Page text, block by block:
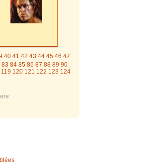
40 41 42 43 44 45 46 47
83 84 85 86 87 88 89 90
119 120 121 122 123 124